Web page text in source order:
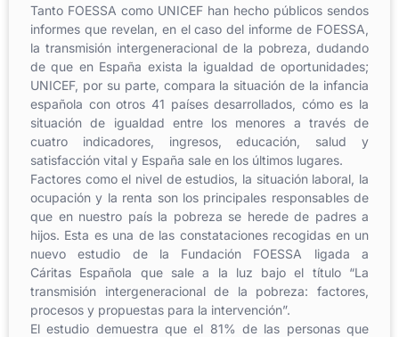
Tanto FOESSA como UNICEF han hecho públicos sendos
informes que revelan, en el caso del informe de FOESSA,
la transmisión intergeneracional de la pobreza, dudando
de que en España exista la igualdad de oportunidades;
UNICEF, por su parte, compara la situación de la infancia
española con otros 41 países desarrollados, cómo es la
situación de igualdad entre los menores a través de
cuatro indicadores, ingresos, educación, salud y
satisfacción vital y España sale en los últimos lugares.
Factores como el nivel de estudios, la situación laboral, la
ocupación y la renta son los principales responsables de
que en nuestro país la pobreza se herede de padres a
hijos. Esta es una de las constataciones recogidas en un
nuevo estudio de la Fundación FOESSA ligada a
Cáritas Española que sale a la luz bajo el título “La
transmisión intergeneracional de la pobreza: factores,
procesos y propuestas para la intervención”.
El estudio demuestra que el 81% de las personas que